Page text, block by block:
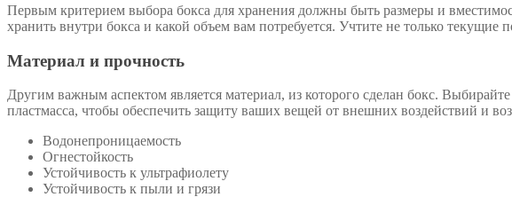
Первым критерием выбора бокса для хранения должны быть размеры и
хранить внутри бокса и какой объем вам потребуется. Учтите не только
Материал и прочность
Другим важным аспектом является материал, из которого сделан бокс.
пластмасса, чтобы обеспечить защиту ваших вещей от внешних воздействий и
Водонепроницаемость
Огнестойкость
Устойчивость к ультрафиолету
Устойчивость к пыли и грязи